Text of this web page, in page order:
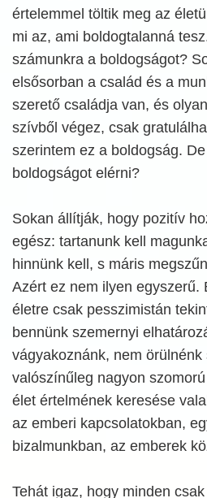
értelemmel töltik meg az
mi az, ami boldogtalanná
számunkra a boldogságot?
elsősorban a család és a
szerető családja van, és
szívből végez, csak
szerintem ez a boldogság.
boldogságot elérni?
Sokan állítják, hogy pozitív
egész: tartanunk kell
hinnünk kell, s máris
Azért ez nem ilyen egyszerű.
életre csak pesszimistán
bennünk szemernyi
vágyakoznánk, nem
valószínűleg nagyon
élet értelmének keresése
az emberi kapcsolatokban,
bizalmunkban, az emberek
Tehát igaz, hogy minden